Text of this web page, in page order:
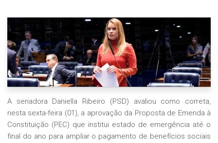
A senadora Daniella Ribeiro (PSD) avaliou como correta,
nesta sexta-feira (01), a aprovação da Proposta de Emenda à
Constituição (PEC) que institui estado de emergência até o
final do ano para ampliar o pagamento de benefícios sociais